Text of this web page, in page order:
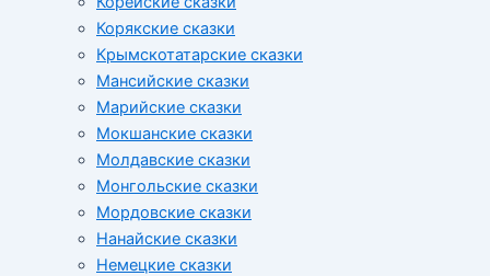
Корякские сказки
Крымскотатарские сказки
Мансийские сказки
Марийские сказки
Мокшанские сказки
Молдавские сказки
Монгольские сказки
Мордовские сказки
Нанайские сказки
Немецкие сказки